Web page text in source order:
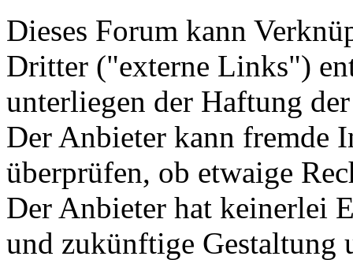
Dieses Forum kann
Dritter ("externe Links")
unterliegen der Haftung
Der Anbieter kann fremde
überprüfen, ob etwaige
Der Anbieter hat keinerlei
und zukünftige Gestaltung